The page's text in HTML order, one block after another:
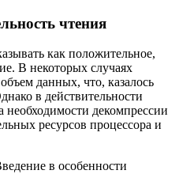
чтения
как положительное,
В некоторых случаях
данных, что, казалось
в действительности
необходимости декомпрессии
ресурсов процессора и
в особенности